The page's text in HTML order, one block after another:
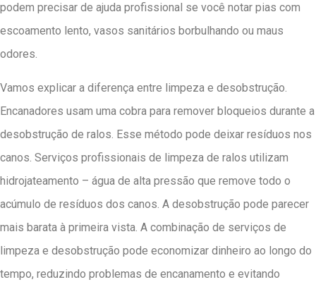
podem precisar de ajuda profissional se você notar pias com
escoamento lento, vasos sanitários borbulhando ou maus
odores.
Vamos explicar a diferença entre limpeza e desobstrução.
Encanadores usam uma cobra para remover bloqueios durante a
desobstrução de ralos. Esse método pode deixar resíduos nos
canos. Serviços profissionais de limpeza de ralos utilizam
hidrojateamento – água de alta pressão que remove todo o
acúmulo de resíduos dos canos. A desobstrução pode parecer
mais barata à primeira vista. A combinação de serviços de
limpeza e desobstrução pode economizar dinheiro ao longo do
tempo, reduzindo problemas de encanamento e evitando